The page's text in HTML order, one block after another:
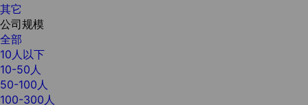
其它
公司规模
全部
10人以下
10-50人
50-100人
100-300人